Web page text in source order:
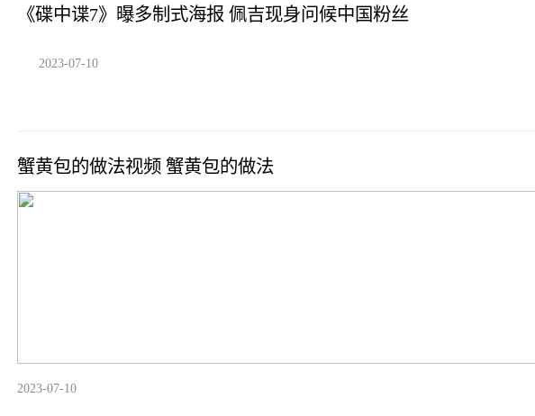
《碟中谍7》曝多制式海报 佩吉现身问候中国粉丝
2023-07-10
蟹黄包的做法视频 蟹黄包的做法
2023-07-10